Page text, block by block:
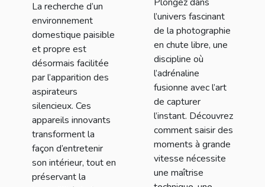
domestique ?
La recherche d’un
environnement
domestique paisible
et propre est
désormais facilitée
par l’apparition des
aspirateurs
silencieux. Ces
appareils innovants
transforment la
façon d’entretenir
son intérieur, tout en
préservant la
l’univers fascinant
de la photographie
en chute libre, une
discipline où
l’adrénaline
fusionne avec l’art
de capturer
l’instant. Découvrez
comment saisir des
moments à grande
vitesse nécessite
une maîtrise